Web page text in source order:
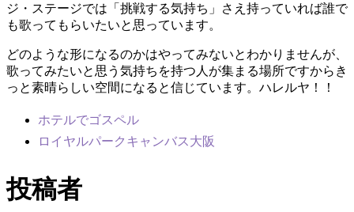
ジ・ステージでは「挑戦する気持ち」さえ持っていれば誰で
も歌ってもらいたいと思っています。
どのような形になるのかはやってみないとわかりませんが、
歌ってみたいと思う気持ちを持つ人が集まる場所ですからき
っと素晴らしい空間になると信じています。ハレルヤ！！
ホテルでゴスペル
ロイヤルパークキャンバス大阪
投稿者